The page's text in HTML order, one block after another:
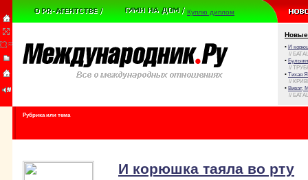
Куплю диплом
Новые
• И
//
•
//
• Тихая
//
• Виват,
//
Рубрика или тема
И корюшка таяла во рту